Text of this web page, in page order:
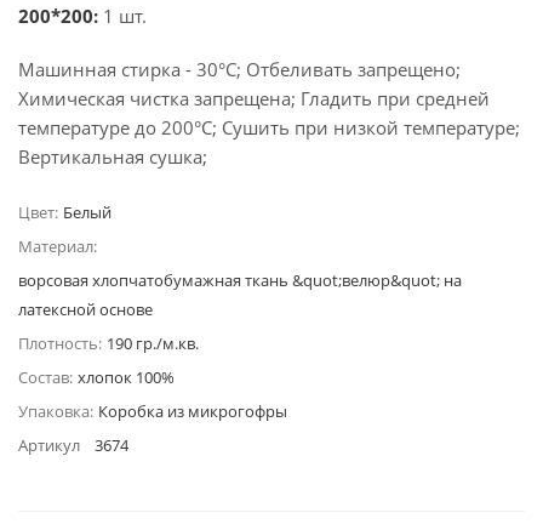
200*200: 1 шт.
Машинная стирка - 30°C; Отбеливать запрещено;
Химическая чистка запрещена; Гладить при средней
температуре до 200°С; Сушить при низкой температуре;
Вертикальная сушка;
Цвет: Белый
Материал:
ворсовая хлопчатобумажная ткань &quot;велюр&quot; на
латексной основе
Плотность: 190 гр./м.кв.
Состав: хлопок 100%
Упаковка: Коробка из микрогофры
Артикул
3674